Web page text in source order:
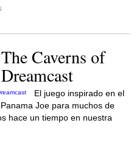
Caverns of
El juego inspirado en el
Joe para muchos de
hace un tiempo en nuestra